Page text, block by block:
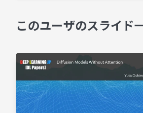
このユーザのスライド